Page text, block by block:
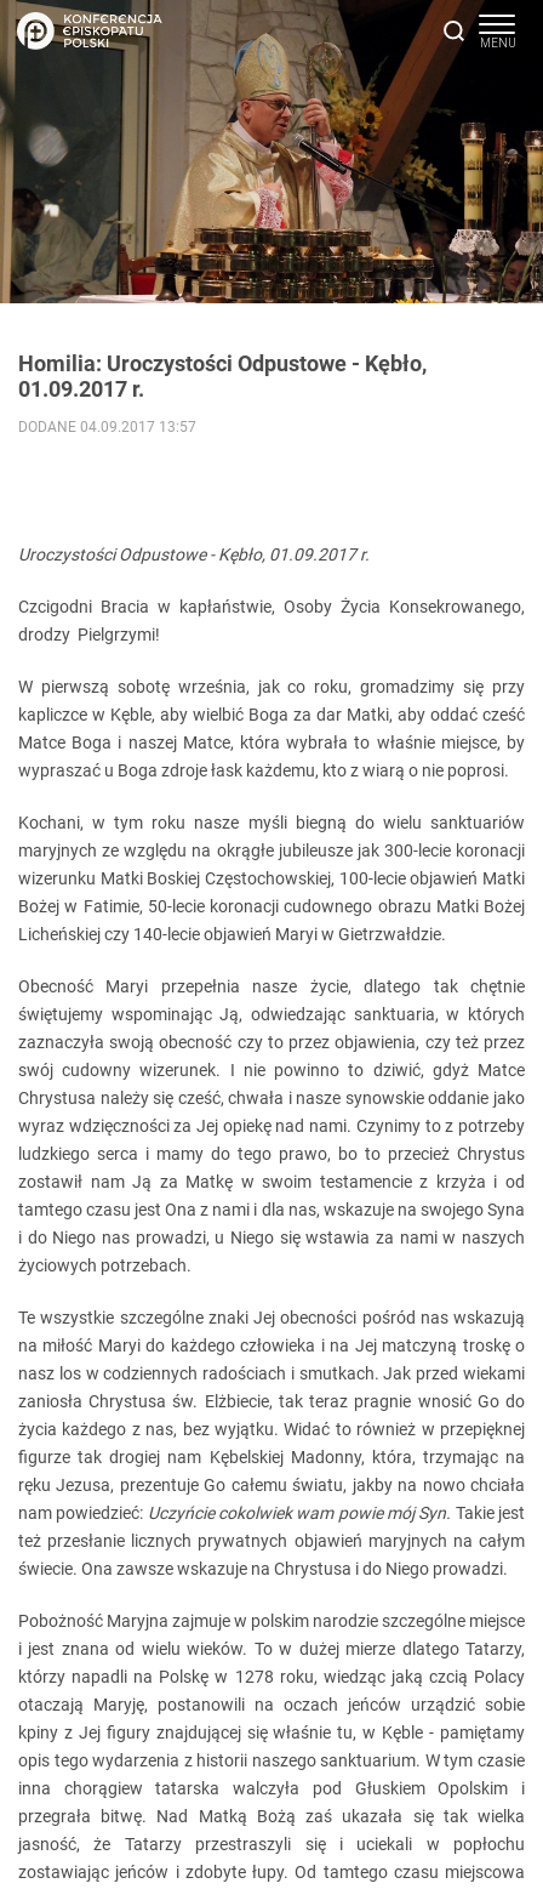
Homilia: Uroczystości Odpustowe - Kębło,
01.09.2017 r.
DODANE 04.09.2017 13:57
Uroczystości Odpustowe - Kębło, 01.09.2017 r.
Czcigodni Bracia w kapłaństwie, Osoby Życia Konsekrowanego,
drodzy Pielgrzymi!
W pierwszą sobotę września, jak co roku, gromadzimy się przy
kapliczce w Kęble, aby wielbić Boga za dar Matki, aby oddać cześć
Matce Boga i naszej Matce, która wybrała to właśnie miejsce, by
wypraszać u Boga zdroje łask każdemu, kto z wiarą o nie poprosi.
Kochani, w tym roku nasze myśli biegną do wielu sanktuariów
maryjnych ze względu na okrągłe jubileusze jak 300-lecie koronacji
wizerunku Matki Boskiej Częstochowskiej, 100-lecie objawień Matki
Bożej w Fatimie, 50-lecie koronacji cudownego obrazu Matki Bożej
Licheńskiej czy 140-lecie objawień Maryi w Gietrzwałdzie.
Obecność Maryi przepełnia nasze życie, dlatego tak chętnie
świętujemy wspominając Ją, odwiedzając sanktuaria, w których
zaznaczyła swoją obecność czy to przez objawienia, czy też przez
swój cudowny wizerunek. I nie powinno to dziwić, gdyż Matce
Chrystusa należy się cześć, chwała i nasze synowskie oddanie jako
wyraz wdzięczności za Jej opiekę nad nami. Czynimy to z potrzeby
ludzkiego serca i mamy do tego prawo, bo to przecież Chrystus
zostawił nam Ją za Matkę w swoim testamencie z krzyża i od
tamtego czasu jest Ona z nami i dla nas, wskazuje na swojego Syna
i do Niego nas prowadzi, u Niego się wstawia za nami w naszych
życiowych potrzebach.
Te wszystkie szczególne znaki Jej obecności pośród nas wskazują
na miłość Maryi do każdego człowieka i na Jej matczyną troskę o
nasz los w codziennych radościach i smutkach. Jak przed wiekami
zaniosła Chrystusa św. Elżbiecie, tak teraz pragnie wnosić Go do
życia każdego z nas, bez wyjątku. Widać to również w przepięknej
figurze tak drogiej nam Kębelskiej Madonny, która, trzymając na
ręku Jezusa, prezentuje Go całemu światu, jakby na nowo chciała
nam powiedzieć: Uczyńcie cokolwiek wam powie mój Syn. Takie jest
też przesłanie licznych prywatnych objawień maryjnych na całym
świecie. Ona zawsze wskazuje na Chrystusa i do Niego prowadzi.
Pobożność Maryjna zajmuje w polskim narodzie szczególne miejsce
i jest znana od wielu wieków. To w dużej mierze dlatego Tatarzy,
którzy napadli na Polskę w 1278 roku, wiedząc jaką czcią Polacy
otaczają Maryję, postanowili na oczach jeńców urządzić sobie
kpiny z Jej figury znajdującej się właśnie tu, w Kęble - pamiętamy
opis tego wydarzenia z historii naszego sanktuarium. W tym czasie
inna chorągiew tatarska walczyła pod Głuskiem Opolskim i
przegrała bitwę. Nad Matką Bożą zaś ukazała się tak wielka
jasność, że Tatarzy przestraszyli się i uciekali w popłochu
zostawiając jeńców i zdobyte łupy. Od tamtego czasu miejscowa